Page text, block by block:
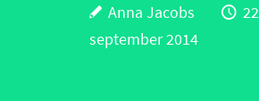
Anna Jacobs
22
september 2014